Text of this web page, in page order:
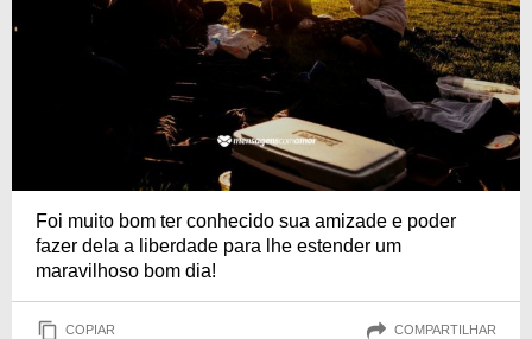
Foi muito bom ter conhecido sua amizade e poder
fazer dela a liberdade para lhe estender um
maravilhoso bom dia!
COPIAR COMPARTILHAR